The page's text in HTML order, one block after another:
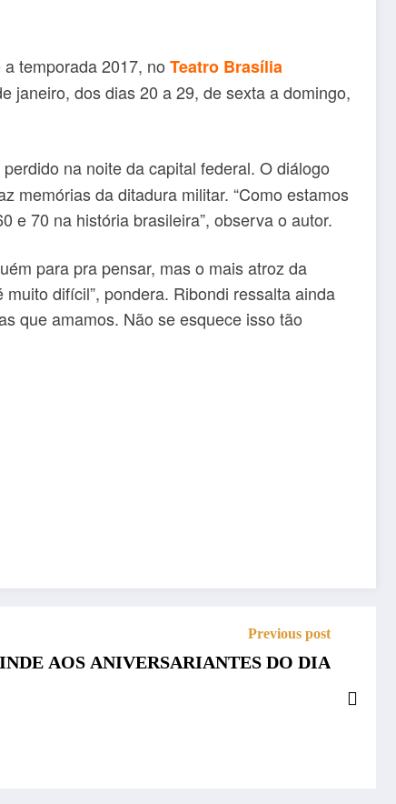
temporada 2017, no Teatro Brasília
janeiro, dos dias 20 a 29, de sexta a domingo,
na noite da capital federal. O diálogo
memórias da ditadura militar. “Como estamos
e 70 na história brasileira”, observa o autor.
para pra pensar, mas o mais atroz da
difícil”, pondera. Ribondi ressalta ainda
que amamos. Não se esquece isso tão
Previous post
AOS ANIVERSARIANTES DO DIA